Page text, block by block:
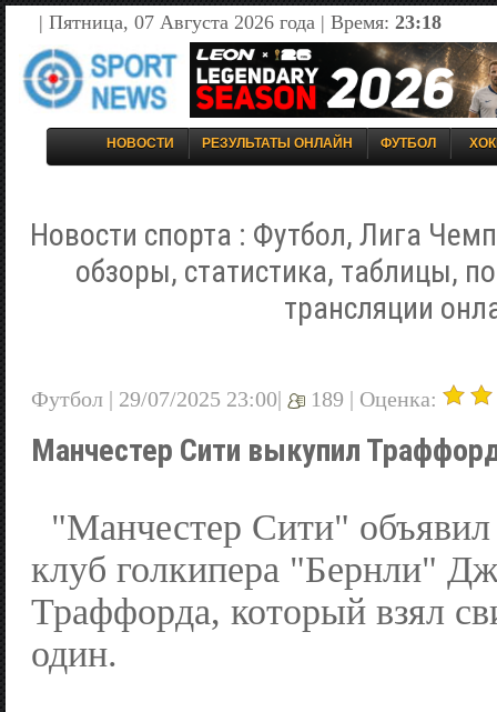
| Пятница, 07 Августа 2026 года | Время: 23:18
НОВОСТИ РЕЗУЛЬТАТЫ ОНЛАЙН ФУТБОЛ
Новости спорта : Футбол, Лига
обзоры, статистика, таблицы,
трансляции
Футбол | 29/07/2025 23:00| 189 | Оценка:
Манчестер Сити выкупил
"Манчестер Сити"
клуб голкипера "Бернли"
Траффорда, который взял
один.